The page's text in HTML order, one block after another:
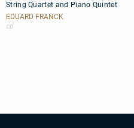
Quartet
and
Piano
String Quartet and Piano Quintet
EDUARD FRANCK
CD